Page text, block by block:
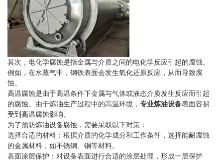
其次，电化学腐蚀是指金属与介质之间的电化学反应引起的腐蚀。
例如，在水蒸气中，钢铁表面会发生氧化还原反应，从而导致腐
蚀。
高温腐蚀是由于高温条件下金属与气体或液态介质发生反应而引起
的腐蚀。由于炼油生产过程中的高温环境， 专业炼油设备表面容易
受到高温腐蚀影响。
为了预防炼油设备腐蚀，需要采取以下对策：
选择合适的材料：根据介质的化学成分和工作条件，选择能耐腐蚀
的金属材料，如不锈钢、铜等材料。
表面涂层保护：对设备表面进行合适的涂层处理，形成一层保护